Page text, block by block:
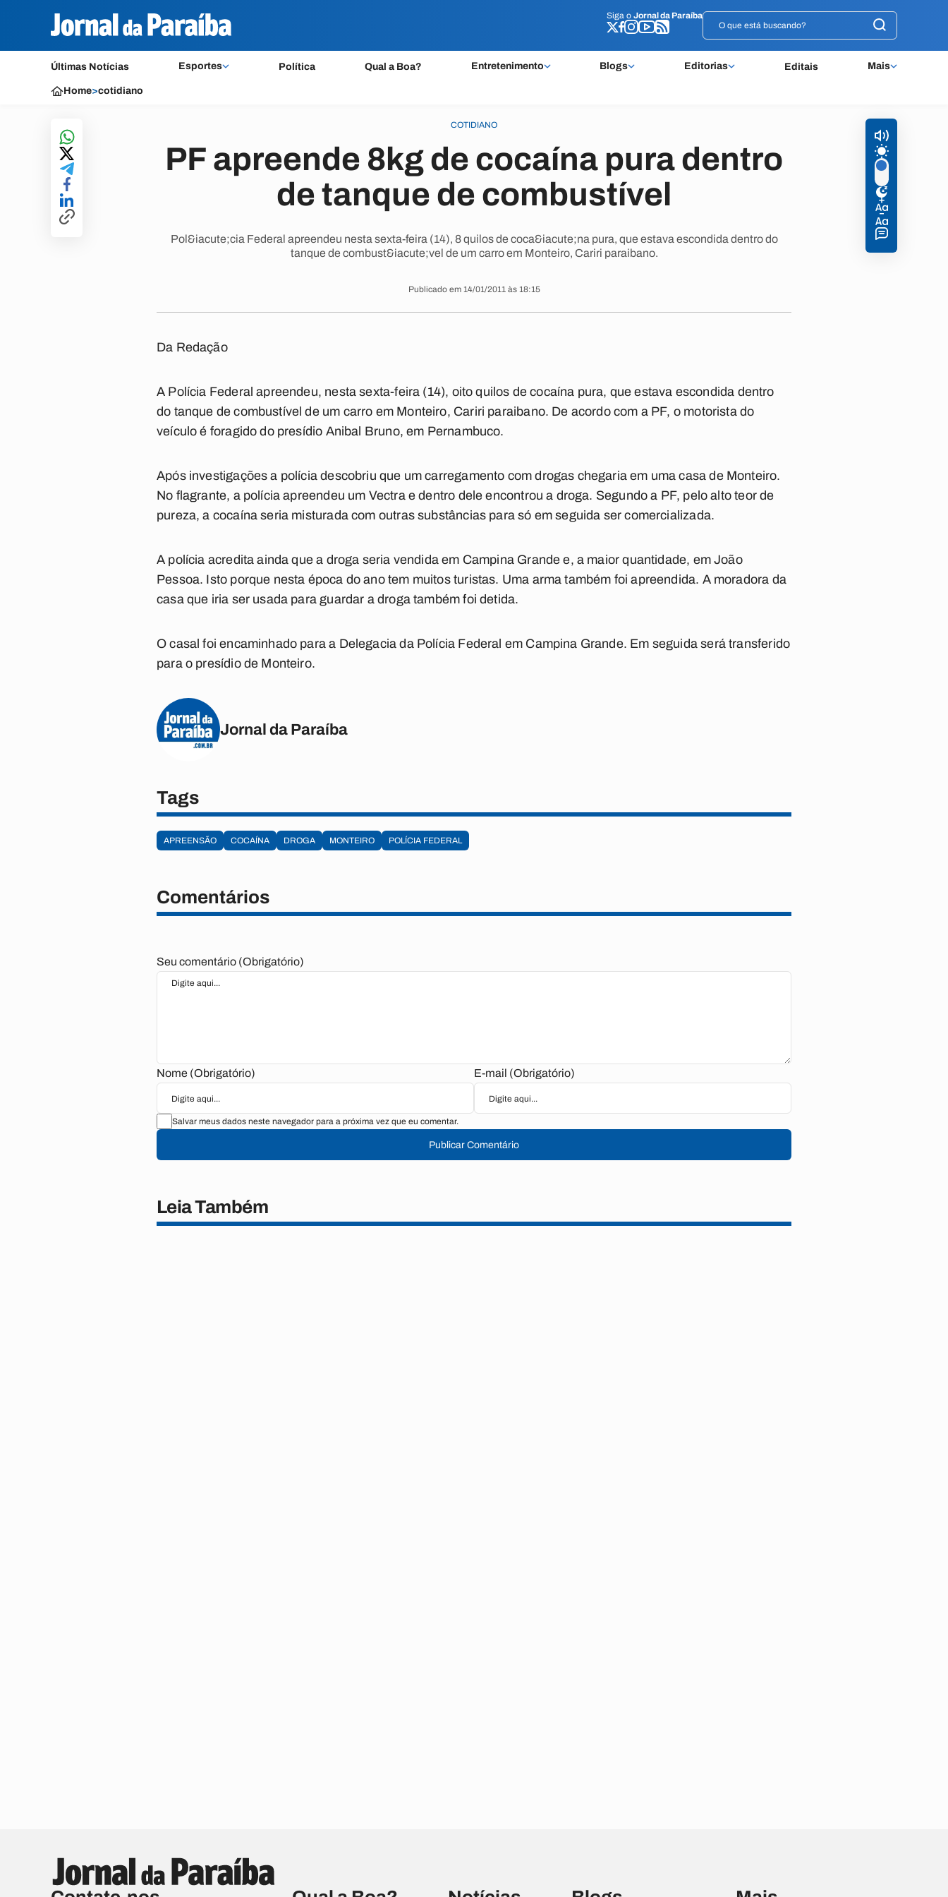
Siga o Jornal da Paraíba
Últimas Notícias Esportes Política Qual a Boa? Entretenimento Blogs Editorias Editais Mais
Siga o Jornal da Paraíba
Home>cotidiano
COTIDIANO
PF apreende 8kg de cocaína pura dentro
de tanque de combustível
Pol&iacute;cia Federal apreendeu nesta sexta-feira (14), 8 quilos de coca&iacute;na pura, que estava escondida dentro do
tanque de combust&iacute;vel de um carro em Monteiro, Cariri paraibano.
Publicado em 14/01/2011 às 18:15
Da Redação
A Polícia Federal apreendeu, nesta sexta-feira (14), oito quilos de cocaína pura, que estava escondida dentro
do tanque de combustível de um carro em Monteiro, Cariri paraibano. De acordo com a PF, o motorista do
veículo é foragido do presídio Anibal Bruno, em Pernambuco.
Após investigações a polícia descobriu que um carregamento com drogas chegaria em uma casa de Monteiro.
No flagrante, a polícia apreendeu um Vectra e dentro dele encontrou a droga. Segundo a PF, pelo alto teor de
pureza, a cocaína seria misturada com outras substâncias para só em seguida ser comercializada.
A polícia acredita ainda que a droga seria vendida em Campina Grande e, a maior quantidade, em João
Pessoa. Isto porque nesta época do ano tem muitos turistas. Uma arma também foi apreendida. A moradora da
casa que iria ser usada para guardar a droga também foi detida.
O casal foi encaminhado para a Delegacia da Polícia Federal em Campina Grande. Em seguida será transferido
para o presídio de Monteiro.
Jornal da Paraíba
Tags
APREENSÃO COCAÍNA DROGA MONTEIRO POLÍCIA FEDERAL
Comentários
Seu comentário (Obrigatório)
Nome (Obrigatório) E-mail (Obrigatório)
Salvar meus dados neste navegador para a próxima vez que eu comentar.
Publicar Comentário
Leia Também